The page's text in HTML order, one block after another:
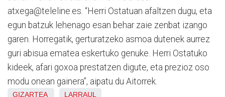
atxega@teleline.es. “Herri Ostatuan afaltzen dugu, eta
egun batzuk lehenago esan behar zaie zenbat izango
garen. Horregatik, gerturatzeko asmoa dutenek aurrez
guri abisua ematea eskertuko genuke. Herri Ostatuko
kideek, afari goxoa prestatzen digute, eta prezioz oso
modu onean gainera”, aipatu du Aitorrek.
GIZARTEA LARRAUL